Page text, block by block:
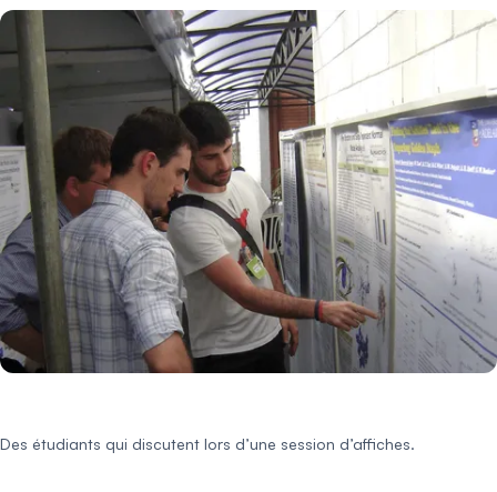
Des étudiants qui discutent lors d’une session d’affiches.